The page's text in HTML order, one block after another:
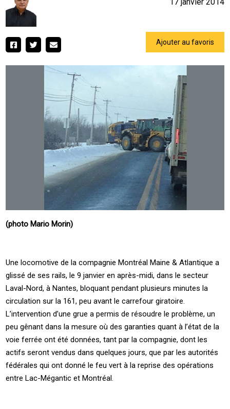
Ajouter au favoris
(photo Mario Morin)
Une locomotive de la compagnie Montréal Maine & Atlantique a
glissé de ses rails, le 9 janvier en après-midi, dans le secteur
Laval-Nord, à Nantes, bloquant pendant plusieurs minutes la
circulation sur la 161, peu avant le carrefour giratoire.
L’intervention d’une grue a permis de résoudre le problème, un
peu gênant dans la mesure où des garanties quant à l’état de la
voie ferrée ont été données, tant par la compagnie, dont les
actifs seront vendus dans quelques jours, que par les autorités
fédérales qui ont donné le feu vert à la reprise des opérations
entre Lac-Mégantic et Montréal.